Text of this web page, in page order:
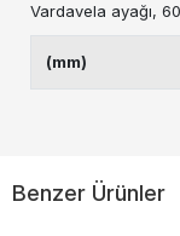
Vardavela ayağı,
(mm)
Benzer Ürünler